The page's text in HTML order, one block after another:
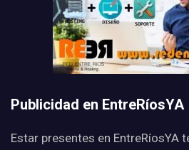
Publicidad en EntreRíosYA
Estar presentes en EntreRíosYA